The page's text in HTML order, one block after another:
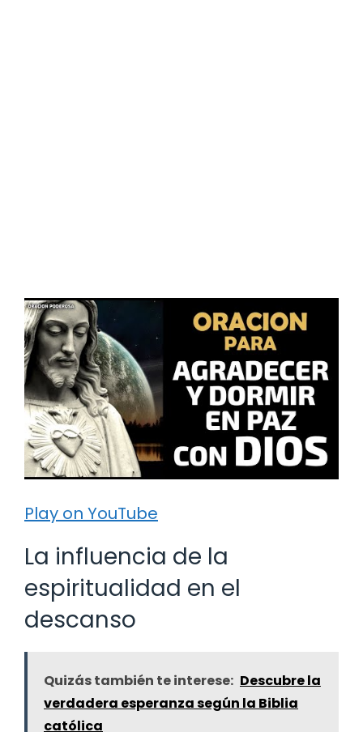
Play on YouTube
La influencia de la
espiritualidad en el
descanso
Quizás también te interese: Descubre la
verdadera esperanza según la Biblia
católica